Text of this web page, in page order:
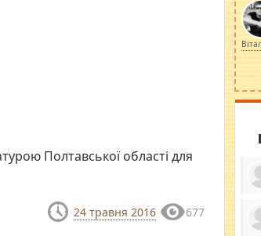
Полтавської області для
24 травня 2016 677